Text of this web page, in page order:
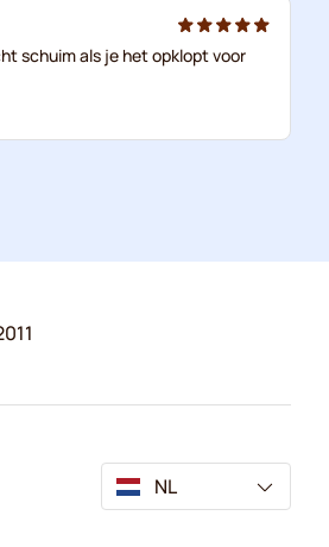
schuim als je het opklopt voor
NL